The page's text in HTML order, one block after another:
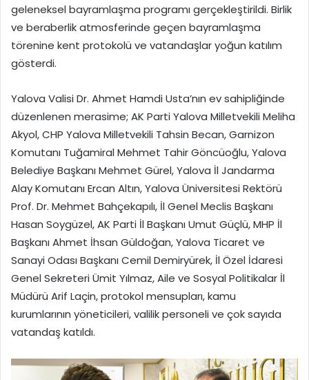
geleneksel bayramlaşma programı gerçekleştirildi. Birlik
ve beraberlik atmosferinde geçen bayramlaşma
törenine kent protokolü ve vatandaşlar yoğun katılım
gösterdi.
Yalova Valisi Dr. Ahmet Hamdi Usta’nın ev sahipliğinde
düzenlenen merasime; AK Parti Yalova Milletvekili Meliha
Akyol, CHP Yalova Milletvekili Tahsin Becan, Garnizon
Komutanı Tuğamiral Mehmet Tahir Göncüoğlu, Yalova
Belediye Başkanı Mehmet Gürel, Yalova İl Jandarma
Alay Komutanı Ercan Altın, Yalova Üniversitesi Rektörü
Prof. Dr. Mehmet Bahçekapılı, İl Genel Meclis Başkanı
Hasan Soygüzel, AK Parti İl Başkanı Umut Güçlü, MHP İl
Başkanı Ahmet İhsan Güldoğan, Yalova Ticaret ve
Sanayi Odası Başkanı Cemil Demiryürek, İl Özel İdaresi
Genel Sekreteri Ümit Yılmaz, Aile ve Sosyal Politikalar İl
Müdürü Arif Laçin, protokol mensupları, kamu
kurumlarının yöneticileri, valilik personeli ve çok sayıda
vatandaş katıldı.